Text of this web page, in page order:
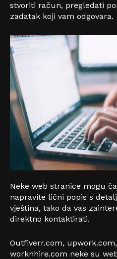
stvoriti račun, pregledati
zadatak koji vam odgovara.
Neke web stranice mogu
napravite lični popis s
vještina, tako da vas
direktno kontaktirati.
Outfiverr.com, upwork.com,
worknhire.com neke su